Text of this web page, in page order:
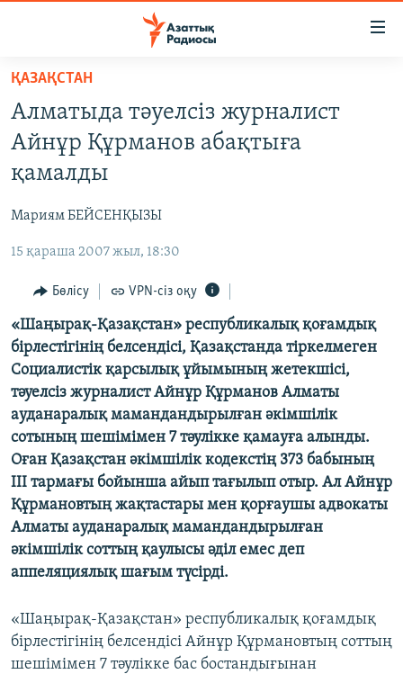
Skip
main
content
to
main
Navigation
Skip
Search
AZATTYQTV
АДАМ ҚҰҚЫҚТАРЫ
ӘЛЕУМЕТ
ӘЛЕМ
АРНАЙЫ ЖОБАЛАР
Русский
ЖАЗЫЛЫҢЫЗ
Басқа тілдерде
ҚАЗАҚСТАН
Алматыда тәуелсіз журналист
Айнұр Құрманов абақтыға
қамалды
Мариям БЕЙСЕНҚЫЗЫ
15 қараша 2007 жыл, 18:30
Бөлісу VPN-сіз оқу
«Шаңырақ-Қазақстан» республикалық қоғамдық
бірлестігінің белсендісі, Қазақстанда тіркелмеген
Социалистік қарсылық ұйымының жетекшісі,
тәуелсіз журналист Айнұр Құрманов Алматы
ауданаралық мамандандырылған әкімшілік
сотының шешімімен 7 тәулікке қамауға алынды.
Оған Қазақстан әкімшілік кодекстің 373 бабының
ІІІ тармағы бойынша айып тағылып отыр. Ал Айнұр
Құрмановтың жақтастары мен қорғаушы адвокаты
Алматы ауданаралық мамандандырылған
әкімшілік соттың қаулысы әділ емес деп
аппеляциялық шағым түсірді.
«Шаңырақ-Қазақстан» республикалық қоғамдық
бірлестігінің белсендісі Айнұр Құрмановтың соттың
шешімімен 7 тәулікке бас бостандығынан